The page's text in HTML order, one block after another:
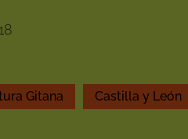
Gitana Castilla y León